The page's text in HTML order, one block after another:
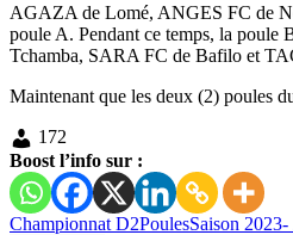
AGAZA de Lomé, ANGES FC de
poule A. Pendant ce temps, la
Tchamba, SARA FC de Bafilo et
Maintenant que les deux (2) poules
172
Boost l’info sur :
Championnat D2PoulesSaison